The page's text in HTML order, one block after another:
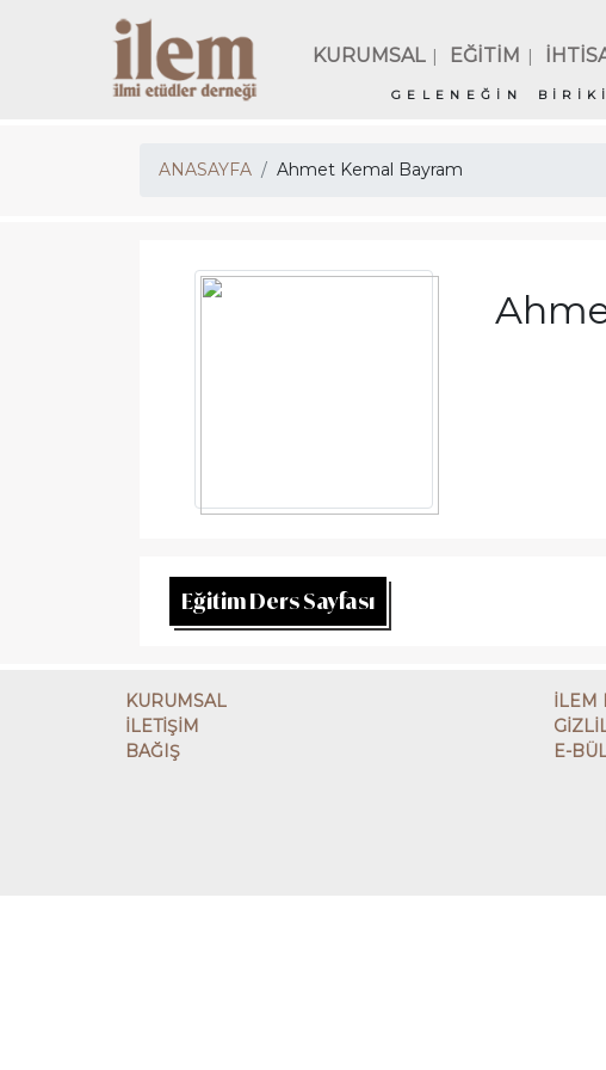
KURUMSAL | EĞİTİM |
GELENEĞİN
ANASAYFA Ahmet Kemal Bayram
Eğitim Ders Sayfası
KURUMSAL
İLETİŞİM
BAĞIŞ
İLEM
E-